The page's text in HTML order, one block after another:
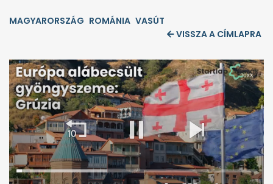
MAGYARORSZÁG ROMÁNIA VASÚT
VISSZA A CÍMLAPRA